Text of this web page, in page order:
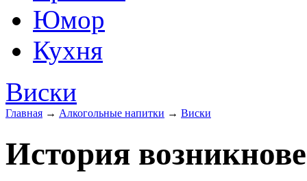
Юмор
Кухня
Виски
Главная → Алкогольные напитки → Виски
История